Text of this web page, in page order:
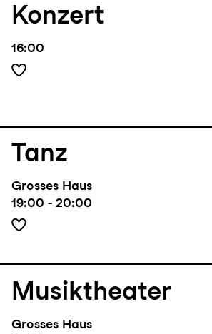
Konzert
16:00
Tanz
Grosses Haus
19:00 - 20:00
Musiktheater
Grosses Haus